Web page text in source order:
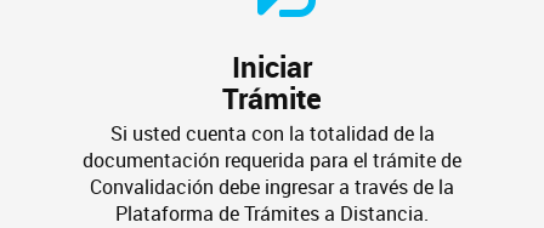
Iniciar
Trámite
Si usted cuenta con la totalidad de la
documentación requerida para el trámite de
Convalidación debe ingresar a través de la
Plataforma de Trámites a Distancia.